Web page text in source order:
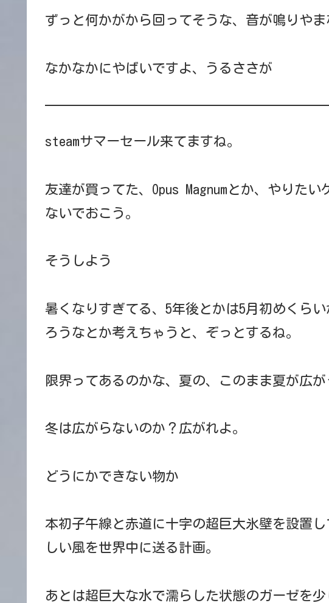
ずっと何かがから回ってそうな、音が鳴りやま
なかなかにやばいですよ、うるささが
steamサマーセール来てますね。
友達が買ってた、Opus Magnumとか、やりた
ないでおこう。
そうしよう
暑くなりすぎてる、5年後とかは5月初めくら
ろうなとか考えちゃうと、ぞっとするね。
限界ってあるのかな、夏の、このまま夏が広
冬は広がらないのか？広がれよ。
どうにかできない物か
本初子午線と赤道に十字の超巨大氷壁を設置
しい風を世界中に送る計画。
あとは超巨大な水で濡らした状態のガーゼを